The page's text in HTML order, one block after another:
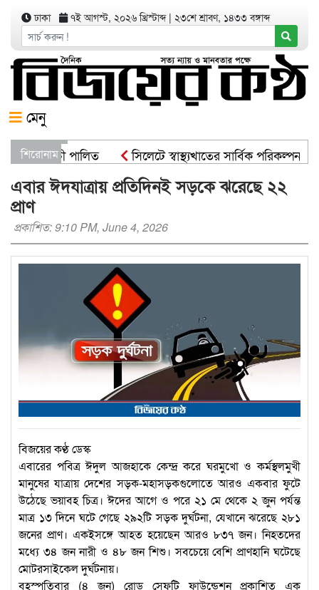
ঢাকা ৭ই আগস্ট, ২০২৬ খ্রিস্টাব্দ| ২৩শে শ্রাবণ, ১৪৩৩ বঙ্গাব্দ
মেনু
শিরোনাম
কর্মসূচী পালিত
সিলেটে স্বাস্থ্যখাতের সার্বিক পরিকল্পনা
সিসিকের পাঁচ ওয়ার্ডে এক হাজার গাছের চারা
এবার ঈদযাত্রায় প্রতিদিনই সড়কে ঝরেছে ২২
প্রাণ
প্রকাশিত: 9:10 PM, June 4, 2026
বিজয়ের কণ্ঠ ডেস্ক
এবারের পবিত্র ঈদুল আজহাকে কেন্দ্র করে ঘরমুখো ও কর্মস্থলমুখী
মানুষের যাত্রায় দেশের সড়ক-মহাসড়কগুলোতে আরও একবার ফুটে
উঠেছে ভয়াবহ চিত্র। ঈদের আগে ও পরে ২১ মে থেকে ২ জুন পর্যন্ত
মাত্র ১৩ দিনে ঘটে গেছে ২৯২টি সড়ক দুর্ঘটনা, যেখানে ঝরেছে ২৮১
জনের প্রাণ। একইসঙ্গে আহত হয়েছেন আরও ৮৩৭ জন। নিহতদের
মধ্যে ৩৪ জন নারী ও ৪৮ জন শিশু। সবচেয়ে বেশি প্রাণহানি ঘটেছে
মোটরসাইকেল দুর্ঘটনায়।
বৃহস্পতিবার (৪ জুন) রোড সেফটি ফাউন্ডেশন প্রকাশিত এক